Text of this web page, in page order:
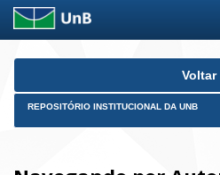
Skip
Voltar
REPOSITÓRIO INSTITUCIONAL DA UNB